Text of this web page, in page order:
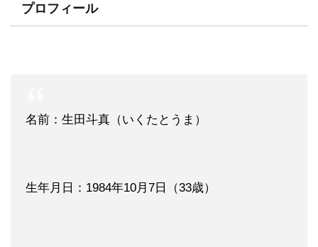
プロフィール
名前：生田斗真（いくたとうま）
生年月日：1984年10月7日（33歳）